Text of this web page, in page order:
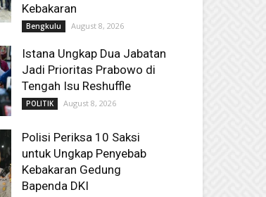
Kebakaran
Bengkulu August 8, 2026
Istana Ungkap Dua Jabatan
Jadi Prioritas Prabowo di
Tengah Isu Reshuffle
POLITIK August 8, 2026
Polisi Periksa 10 Saksi
untuk Ungkap Penyebab
Kebakaran Gedung
Bapenda DKI